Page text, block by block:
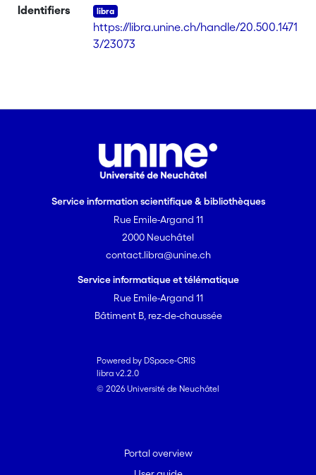
Identifiers
https://libra.unine.ch/handle/20.500.1471
3/23073
Service information scientifique & bibliothèques
Rue Emile-Argand 11
2000 Neuchâtel
contact.libra@unine.ch
Service informatique et télématique
Rue Emile-Argand 11
Bâtiment B, rez-de-chaussée
Powered by DSpace-CRIS
libra v2.2.0
© 2026 Université de Neuchâtel
Portal overview